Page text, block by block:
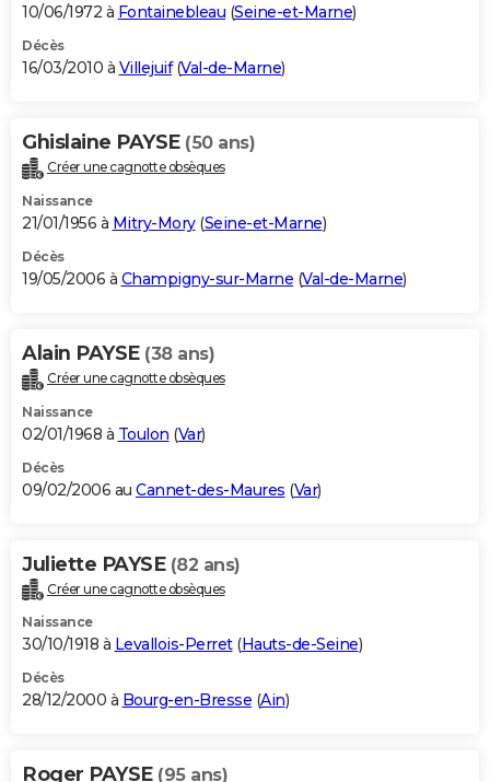
10/06/1972 à Fontainebleau (Seine-et-Marne)
Décès
16/03/2010 à Villejuif(Val-de-Marne)
Ghislaine PAYSE (50 ans)
Créer une cagnotte obsèques
Naissance
21/01/1956 à Mitry-Mory(Seine-et-Marne)
Décès
19/05/2006 à Champigny-sur-Marne (Val-de-Marne)
Alain PAYSE (38 ans)
Créer une cagnotte obsèques
Naissance
02/01/1968 à Toulon (Var)
Décès
09/02/2006 au Cannet-des-Maures (Var)
Juliette PAYSE (82 ans)
Créer une cagnotte obsèques
Naissance
30/10/1918 à Levallois-Perret(Hauts-de-Seine)
Décès
28/12/2000 à Bourg-en-Bresse (Ain)
Roger PAYSE (95 ans)